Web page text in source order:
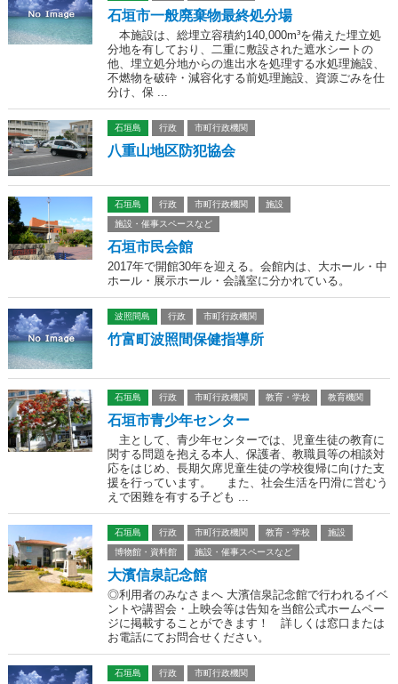
石垣市一般廃棄物最終処分場
本施設は、総埋立容積約140,000m³を備えた埋立処
分地を有しており、二重に敷設された遮水シートの
他、埋立処分地からの進出水を処理する水処理施設、
不燃物を破砕・減容化する前処理施設、資源ごみを仕
分け、保 ...
石垣島 行政 市町行政機関
八重山地区防犯協会
石垣島 行政 市町行政機関
施設
施設・催事スペースなど
石垣市民会館
2017年で開館30年を迎える。会館内は、大ホール・中
ホール・展示ホール・会議室に分かれている。
波照間島 行政 市町行政機関
竹富町波照間保健指導所
石垣島 行政 市町行政機関 教育・学校 教育機関
石垣市青少年センター
主として、青少年センターでは、児童生徒の教育に
関する問題を抱える本人、保護者、教職員等の相談対
応をはじめ、長期欠席児童生徒の学校復帰に向けた支
援を行っています。 また、社会生活を円滑に営むう
えで困難を有する子ども ...
石垣島 行政 市町行政機関 教育・学校
施設
博物館・資料館
施設・催事スペースなど
大濱信泉記念館
◎利用者のみなさまへ 大濱信泉記念館で行われるイベ
ントや講習会・上映会等は告知を当館公式ホームペー
ジに掲載することができます！ 詳しくは窓口または
お電話にてお問合せください。
石垣島 行政 市町行政機関